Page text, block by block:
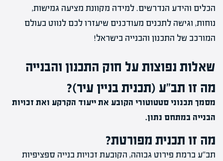
הכלים והידע הנדרשים. למידה מקוונת מציעה גמישות,
נוחות, וגישה לתכנים מעודכנים שיעזרו לכם לנווט בעולם
המורכב של התכנון והבנייה בישראל!
שאלות נפוצות על חוק התכנון והבנייה
מה זו תב"ע (תכנית בניין עיר)?
מסמך תכנוני סטטוטורי הקובע את ייעוד הקרקע ואת זכויות
הבנייה במתחם נתון.
מה זו תכנית מפורטת?
תב"ע ברמת פירוט גבוהה, הקובעת זכויות בנייה ספציפיות